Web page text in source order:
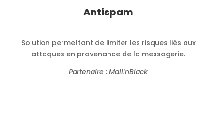
Antispam
Solution permettant de limiter les risques liés aux
attaques en provenance de la messagerie.
Partenaire : MailInBlack